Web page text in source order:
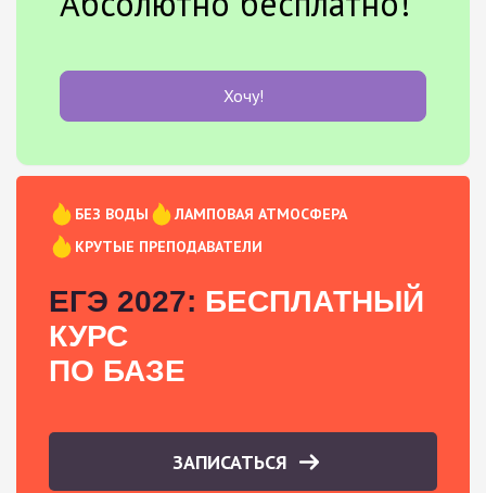
Хочу!
БЕЗ ВОДЫ
ЛАМПОВАЯ АТМОСФЕРА
КРУТЫЕ ПРЕПОДАВАТЕЛИ
ЕГЭ 2027: БЕСПЛАТНЫЙ
КУРС
ПО БАЗЕ
ЗАПИСАТЬСЯ